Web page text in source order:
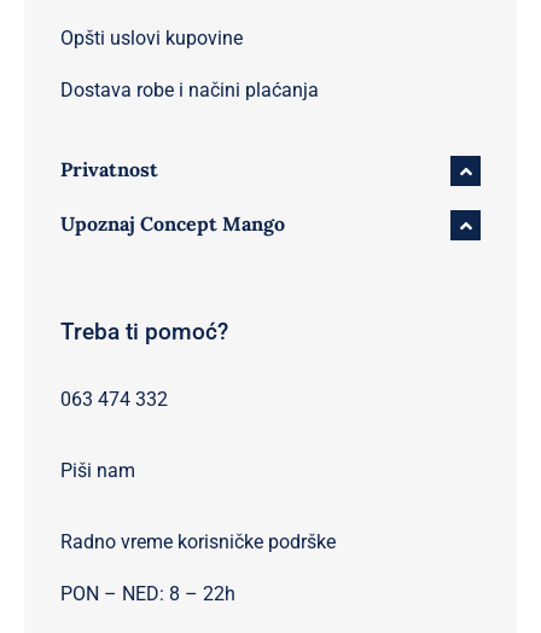
Opšti uslovi kupovine
Dostava robe i načini plaćanja
Privatnost
Upoznaj Concept Mango
Treba ti pomoć?
063 474 332
Piši nam
Radno vreme korisničke podrške
PON – NED: 8 – 22h